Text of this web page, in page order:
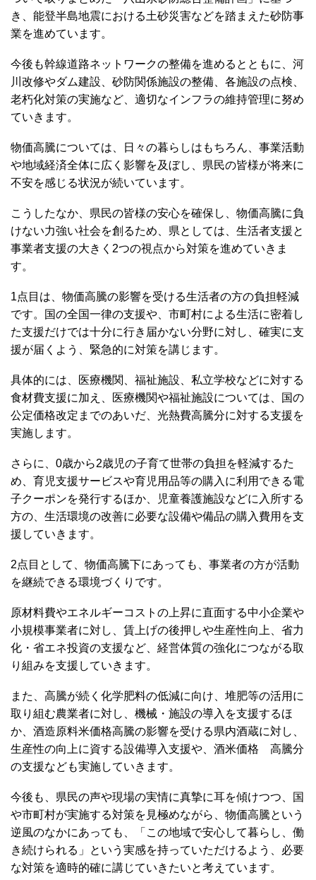
き、能登半島地震における土砂災害などを踏まえた砂防事
業を進めています。
今後も幹線道路ネットワークの整備を進めるとともに、河
川改修やダム建設、砂防関係施設の整備、各施設の点検、
老朽化対策の実施など、適切なインフラの維持管理に努め
ていきます。
物価高騰については、日々の暮らしはもちろん、事業活動
や地域経済全体に広く影響を及ぼし、県民の皆様が将来に
不安を感じる状況が続いています。
こうしたなか、県民の皆様の安心を確保し、物価高騰に負
けない力強い社会を創るため、県としては、生活者支援と
事業者支援の大きく2つの視点から対策を進めていきま
す。
1点目は、物価高騰の影響を受ける生活者の方の負担軽減
です。国の全国一律の支援や、市町村による生活に密着し
た支援だけでは十分に行き届かない分野に対し、確実に支
援が届くよう、緊急的に対策を講じます。
具体的には、医療機関、福祉施設、私立学校などに対する
食材費支援に加え、医療機関や福祉施設については、国の
公定価格改定までのあいだ、光熱費高騰分に対する支援を
実施します。
さらに、0歳から2歳児の子育て世帯の負担を軽減するた
め、育児支援サービスや育児用品等の購入に利用できる電
子クーポンを発行するほか、児童養護施設などに入所する
方の、生活環境の改善に必要な設備や備品の購入費用を支
援していきます。
2点目として、物価高騰下にあっても、事業者の方が活動
を継続できる環境づくりです。
原材料費やエネルギーコストの上昇に直面する中小企業や
小規模事業者に対し、賃上げの後押しや生産性向上、省力
化・省エネ投資の支援など、経営体質の強化につながる取
り組みを支援していきます。
また、高騰が続く化学肥料の低減に向け、堆肥等の活用に
取り組む農業者に対し、機械・施設の導入を支援するほ
か、酒造原料米価格高騰の影響を受ける県内酒蔵に対し、
生産性の向上に資する設備導入支援や、酒米価格 高騰分
の支援なども実施していきます。
今後も、県民の声や現場の実情に真摯に耳を傾けつつ、国
や市町村が実施する対策を見極めながら、物価高騰という
逆風のなかにあっても、「この地域で安心して暮らし、働
き続けられる」という実感を持っていただけるよう、必要
な対策を適時的確に講じていきたいと考えています。